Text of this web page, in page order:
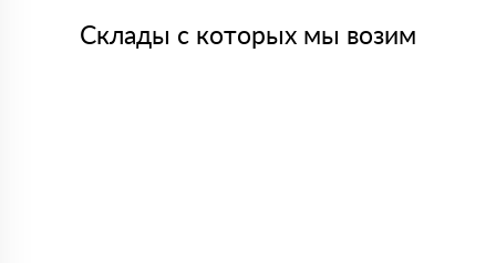
Склады с которых мы возим